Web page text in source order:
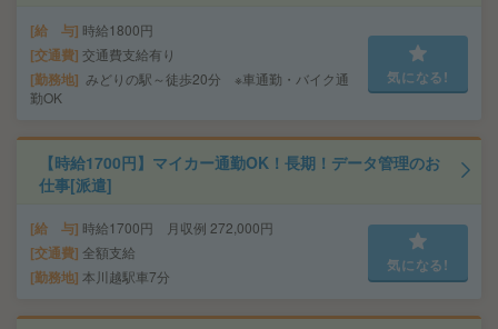
給 与 時給1800円
交通費 交通費支給有り
勤務地 みどりの駅～徒歩20分 ※車通勤・バイク通
勤OK
気になる!
【時給1700円】マイカー通勤OK！長期！データ管理のお
仕事[派遣]
給 与 時給1700円 月収例 272,000円
交通費 全額支給
勤務地 本川越駅車7分
気になる!